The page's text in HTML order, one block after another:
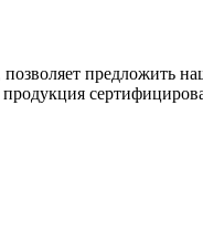
предложить